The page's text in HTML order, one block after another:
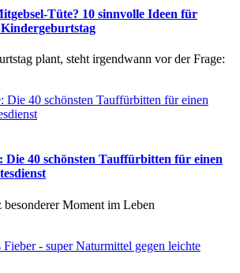
Tüte? 10 sinnvolle Ideen für
Kindergeburtstag
plant, steht irgendwann vor der Frage:
40 schönsten Tauffürbitten für einen
Moment im Leben